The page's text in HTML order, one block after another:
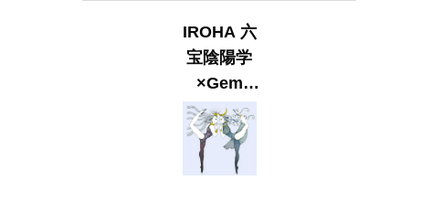
IROHA 六
宝陰陽学
×Gem
Muse
【GLITTER
2023